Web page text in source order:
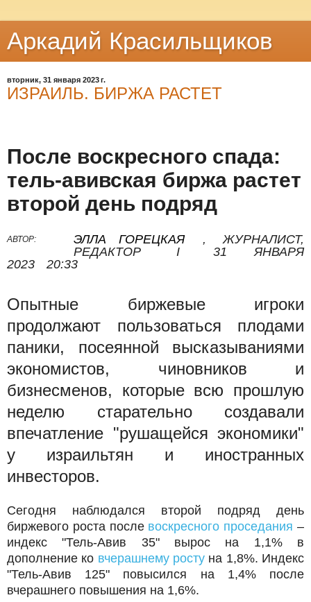
Аркадий Красильщиков
вторник, 31 января 2023 г.
ИЗРАИЛЬ. БИРЖА РАСТЕТ
После воскресного спада:
тель-авивская биржа растет
второй день подряд
АВТОР: ЭЛЛА ГОРЕЦКАЯ ,
ЖУРНАЛИСТ,
РЕДАКТОР
I
31 ЯНВАРЯ
2023
20:33
Опытные биржевые игроки
продолжают пользоваться плодами
паники, посеянной высказываниями
экономистов, чиновников и
бизнесменов, которые всю прошлую
неделю старательно создавали
впечатление "рушащейся экономики"
у израильтян и иностранных
инвесторов.
Сегодня наблюдался второй подряд день
биржевого роста после воскресного проседания –
индекс "Тель-Авив 35" вырос на 1,1% в
дополнение ко вчерашнему росту на 1,8%. Индекс
"Тель-Авив 125" повысился на 1,4% после
вчерашнего повышения на 1,6%.